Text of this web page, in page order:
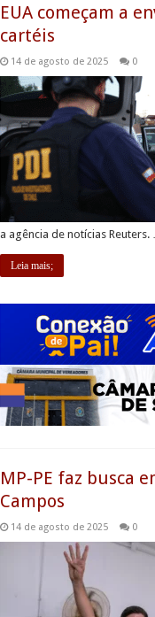
EUA começam a
cartéis
14 de agosto de 2025 0
a agência de notícias Reuters.
Leia mais;
MP-PE faz busca
Campos
14 de agosto de 2025 0